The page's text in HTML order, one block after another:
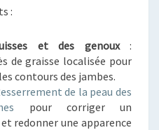
:
et des genoux:
de graisse localisée pour
contours des jambes.
de la peau des
pour corriger un
redonner une apparence